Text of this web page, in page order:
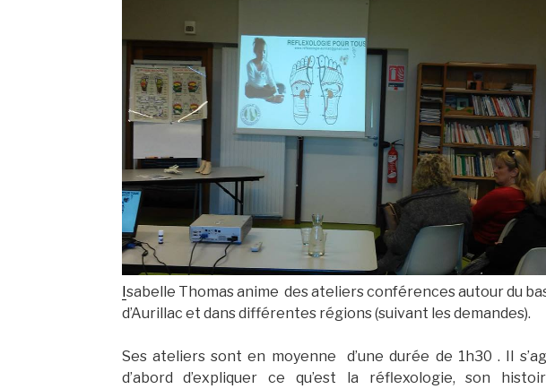
Isabelle Thomas anime des ateliers conférences autour du
d’Aurillac et dans différentes régions (suivant les demandes).
Ses ateliers sont en moyenne d’une durée de 1h30 . Il
d’abord d’expliquer ce qu’est la réflexologie, son